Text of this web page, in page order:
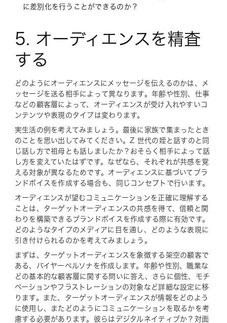
に差別化を行うことができるのか？
5. オーディエンスを精査
する
どのよう にオーディエンスにメッセージを伝えるのかは、メ
ッセージを送る 相手 によって異なります。年齢や性別、仕事
などの顧客層によって、オーディエンスが受け入れやすいコ
ンテンツや表現のタイプは変わります。
実生活の例を考えてみましょう。最後に家族で集まったとき
のことを思い出してみてください。Z 世代の姪と話すのと同
じ話し方で祖母とも話しましたか？おそらく相手によって話
し方を変えていたはずです。なぜなら、それぞれが共感を覚
える対象が異なるためです。オーディエンスに基づいてブラ
ンドボイスを作成する場合も、同じコンセプトで行います。
オーディエンスが望むコミュニケーションを正確に理解する
ことは、ターゲットオーディエンスの共感を得て、信頼と関
わりを構築できるブランドボイスを作成する際に有効です。
どのようなタイプのメディアに目を通し、どのような表現に
引き付けられるのかを考えてみましょう。
まずは、ターゲットオーディエンスを象徴する架空の顧客で
ある、バイヤーペルソナを作成します。年齢や性別、職業な
どの基本的な顧客層に関する問いに答え、さらに個性、モチ
ベーションやフラストレーションの対象など詳細な設定に移
ります。また、ターゲットオーディエンスが情報をどのよう
に使用し、またどのようにコミュニケーションを取るかを考
慮する必要があります。彼らはデジタルネイティブか？対面